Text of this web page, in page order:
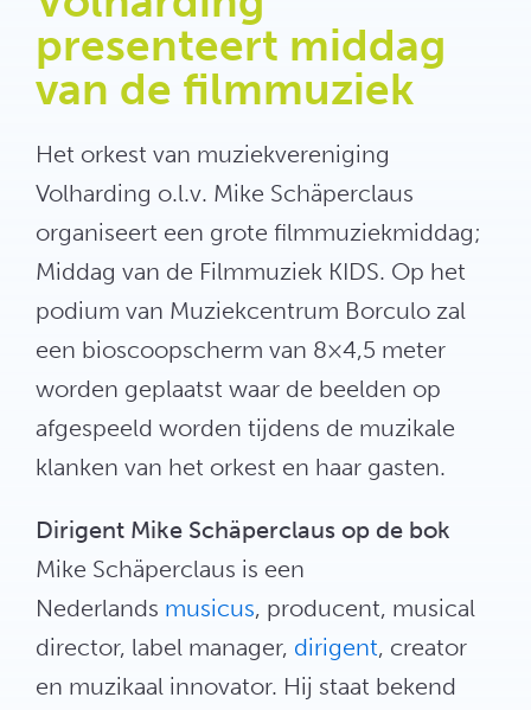
presenteert middag
van de filmmuziek
Het orkest van muziekvereniging
Volharding o.l.v. Mike Schäperclaus
organiseert een grote filmmuziekmiddag;
Middag van de Filmmuziek KIDS. Op het
podium van Muziekcentrum Borculo zal
een bioscoopscherm van 8×4,5 meter
worden geplaatst waar de beelden op
afgespeeld worden tijdens de muzikale
klanken van het orkest en haar gasten.
Dirigent Mike Schäperclaus op de bok
Mike Schäperclaus is een
Nederlands musicus, producent, musical
director, label manager, dirigent, creator
en muzikaal innovator. Hij staat bekend